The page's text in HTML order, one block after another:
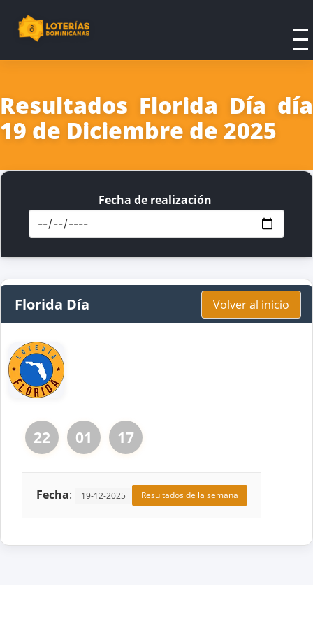
Resultados Florida Día día
19 de Diciembre de 2025
Fecha de realización
Florida Día Volver al inicio
22 01 17
Fecha: 19-12-2025 Resultados de la semana